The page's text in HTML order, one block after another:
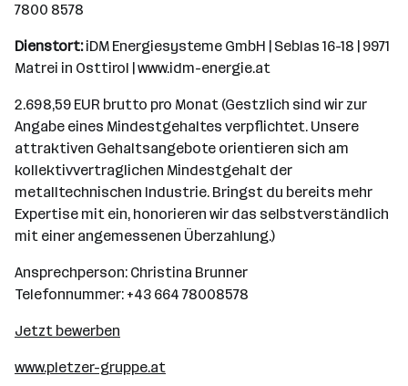
7800 8578
Dienstort:iDM Energiesysteme GmbH | Seblas 16-18 | 9971
Matrei in Osttirol | www.idm-energie.at
2.698,59 EUR brutto pro Monat (Gestzlich sind wir zur
Angabe eines Mindestgehaltes verpflichtet. Unsere
attraktiven Gehaltsangebote orientieren sich am
kollektivvertraglichen Mindestgehalt der
metalltechnischen Industrie. Bringst du bereits mehr
Expertise mit ein, honorieren wir das selbstverständlich
mit einer angemessenen Überzahlung.)
Ansprechperson: Christina Brunner
Telefonnummer: +43 664 78008578
Jetzt bewerben
www.pletzer-gruppe.at